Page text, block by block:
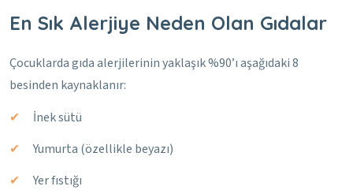
En Sık Alerjiye Neden Olan Gıdalar
Çocuklarda gıda alerjilerinin yaklaşık %90’ı aşağıdaki 8
besinden kaynaklanır:
İnek sütü
Yumurta (özellikle beyazı)
Yer fıstığı